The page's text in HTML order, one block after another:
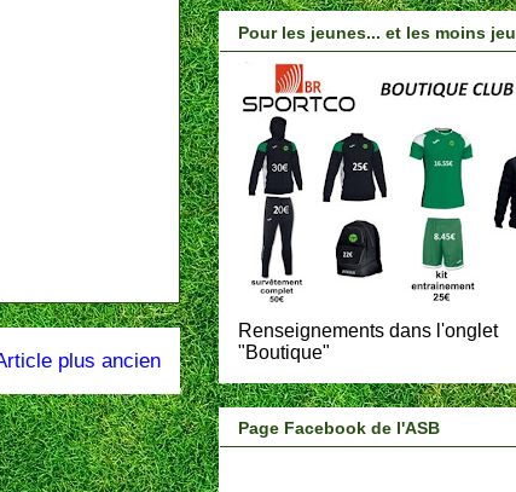
plus ancien
Pour les jeunes... et les moins
Renseignements dans l'onglet
"Boutique"
Page Facebook de l'ASB